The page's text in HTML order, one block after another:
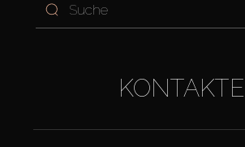
KONTAKTE